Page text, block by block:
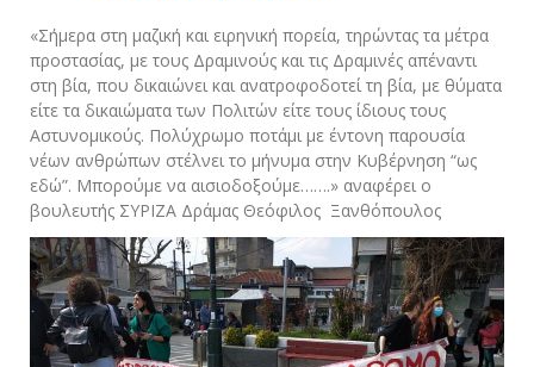
«Σήμερα στη μαζική και ειρηνική πορεία, τηρώντας τα μέτρα
προστασίας, με τους Δραμινούς και τις Δραμινές απέναντι
στη βία, που δικαιώνει και ανατροφοδοτεί τη βία, με θύματα
είτε τα δικαιώματα των Πολιτών είτε τους ίδιους τους
Αστυνομικούς. Πολύχρωμο ποτάμι με έντονη παρουσία
νέων ανθρώπων στέλνει το μήνυμα στην Κυβέρνηση “ως
εδώ”. Μπορούμε να αισιοδοξούμε…….» αναφέρει ο
βουλευτής ΣΥΡΙΖΑ Δράμας Θεόφιλος Ξανθόπουλος